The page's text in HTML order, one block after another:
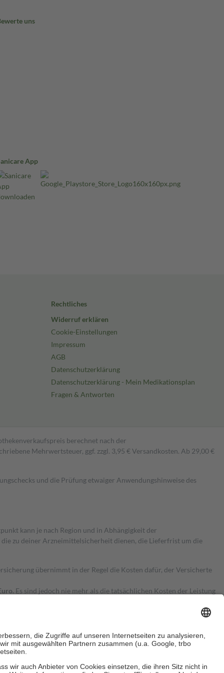
uns
App
Rechtliches
Widerruf erklären
Cookie-Einstellungen
Impressum
AGB
Datenschutzerklärung
Datenschutzerklärung - Mein Medikationsplan
Fragen & Antworten
berechnet nach der
Mehrwertsteuer, ggf. zzgl. 3,95 € Versandkosten. Ab 29,00 €
und die Prüfung etwaiger Anwendungshinweise des
kann je nach Region und in Abhängigkeit der
zu deiner Arzneimittelsicherheit dienen, die Lieferfrist um die
übernimmt in der Regel die Kosten dafür, der Versicherte
Es sind jedoch nie mehr als die tatsächlichen Kosten der Leistung
Zuzahlungen an bei: